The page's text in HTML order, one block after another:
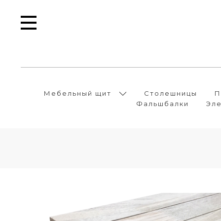
Мебельный щит Столешницы
Фальшбалки